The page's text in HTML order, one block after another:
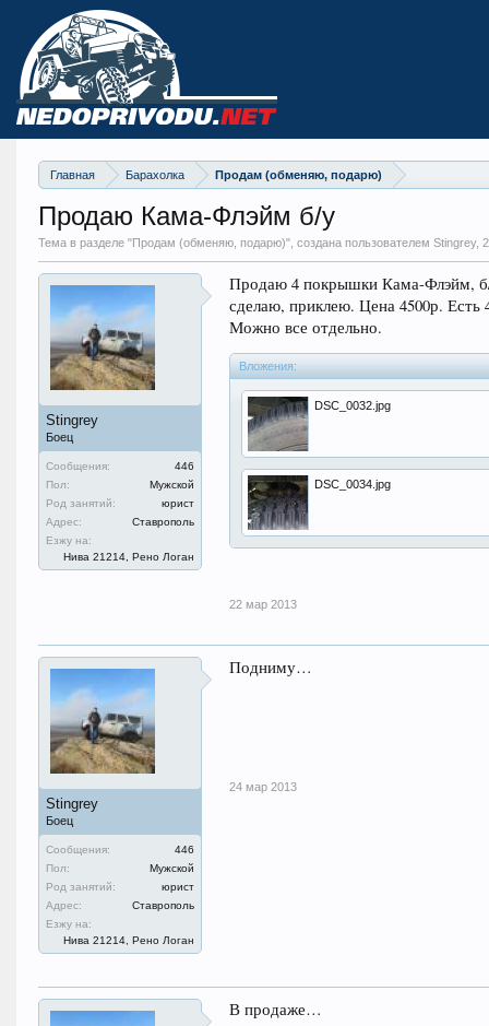
Главная Барахолка Продам (обменяю, подарю)
Продаю Кама-Флэйм б/у
Тема в разделе "Продам (обменяю, подарю)", создана пользователем Stingrey,
Stingrey
Боец
Сообщения:
446
Пол:
Мужской
Род занятий:
юрист
Адрес:
Ставрополь
Езжу на:
Нива 21214, Рено Логан
Продаю 4 покрышки Кама-Флэйм, б/
сделаю, приклею. Цена 4500р. Есть
Можно все отдельно.
Вложения:
DSC_0032.jpg
DSC_0034.jpg
22 мар 2013
Stingrey
Боец
Сообщения:
446
Пол:
Мужской
Род занятий:
юрист
Адрес:
Ставрополь
Езжу на:
Нива 21214, Рено Логан
Подниму…
24 мар 2013
В продаже…